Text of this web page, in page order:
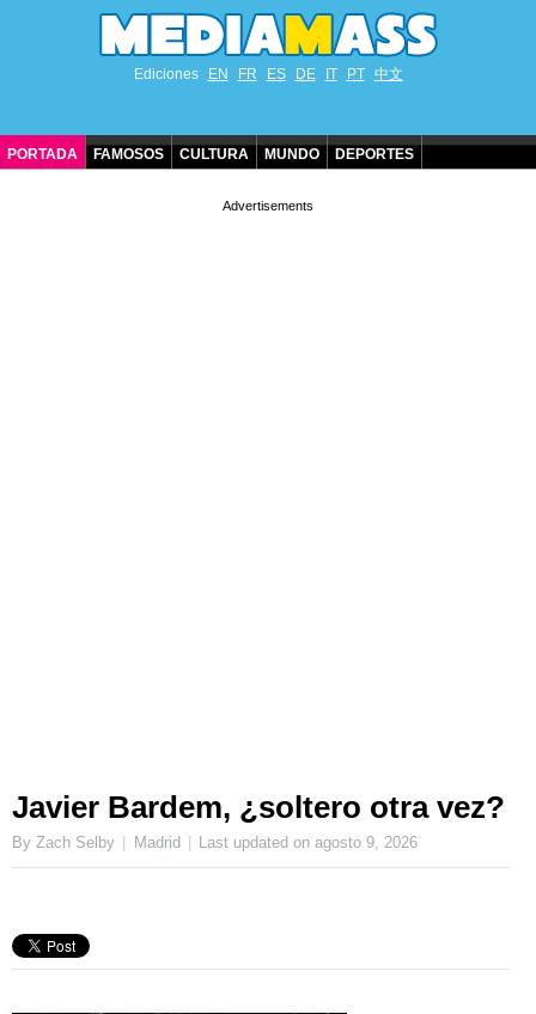
Ediciones EN FR ES DE IT PT 中文
PORTADA FAMOSOS CULTURA MUNDO DEPORTES
Javier Bardem, ¿soltero otra vez?
By Zach Selby Madrid Last updated onagosto 9, 2026